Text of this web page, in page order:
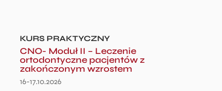
KURS PRAKTYCZNY
CNO- Moduł II – Leczenie
ortodontyczne pacjentów z
zakończonym wzrostem
16-17.10.2026